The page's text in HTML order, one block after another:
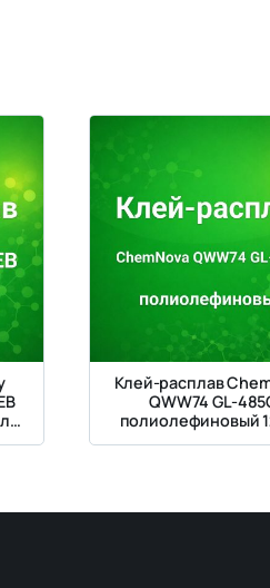
Клей-расплав
QWW74 GL-
полиолефиновый
1600 мПа·с для